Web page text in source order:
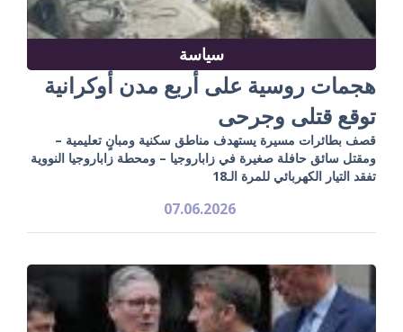
سياسة
هجمات روسية على أربع مدن أوكرانية
توقع قتلى وجرحى
قصف بطائرات مسيرة يستهدف مناطق سكنية ومبانٍ تعليمية –
ومقتل سائق حافلة صغيرة في زاباروجيا – ومحطة زاباروجيا النووية
تفقد التيار الكهربائي للمرة الـ18
07.06.2026